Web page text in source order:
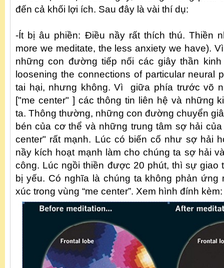
đến cả khối lợi ích. Sau đây là vài thí dụ:
-Ít bị âu phiền: Điều nầy rất thích thú. Thiền
more we meditate, the less anxiety we have).
những con đường tiếp nối các giây thần kinh
loosening the connections of particular neural
tai hại, nhưng không. Vì giữa phía trước võ
["me center" ] các thông tin liên hệ và những
ta. Thông thường, những con đường chuyển
bén của cơ thể và những trung tâm sợ hải
center" rất mạnh. Lúc có biến cố như sợ hải
nầy kích hoạt mạnh làm cho chúng ta sợ hải
công. Lúc ngồi thiền được 20 phút, thì sự giao
bị yếu. Có nghĩa là chúng ta không phản ứng
xúc trong vùng “me center”. Xem hình đính kèm: